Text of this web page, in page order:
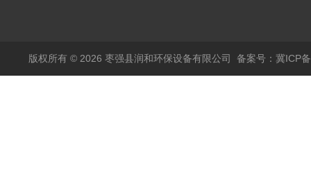
版权所有 © 2026 枣强县润和环保设备有限公司 备案号：冀ICP